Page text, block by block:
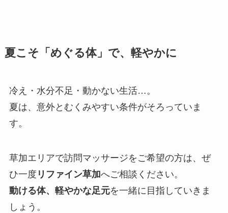
夏こそ「めぐる体」で、軽やかに
冷え・水分不足・動かない生活…。
夏は、意外とむくみやすい条件がそろっていま
す。
草加エリアで訪問マッサージをご希望の方は、ぜ
ひ一度 リファイン草加へご相談ください。
動ける体、軽やかな足元を一緒に目指していきま
しょう。